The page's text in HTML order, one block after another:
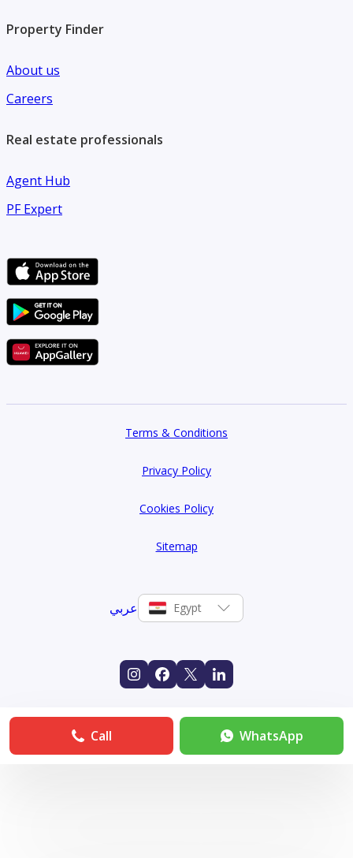
Property Finder
About us
Careers
Real estate professionals
Agent Hub
PF Expert
Terms & Conditions
Privacy Policy
Cookies Policy
Sitemap
عربي Egypt
Call WhatsApp